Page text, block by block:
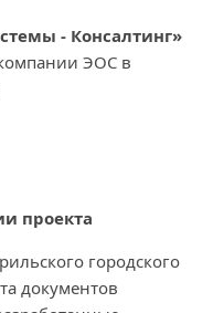
- Консалтинг»
ЭОС в
проекта
городского
документов